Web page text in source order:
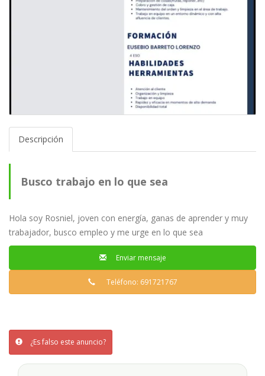
Descripción
Busco trabajo en lo que sea
Hola soy Rosniel, joven con energía, ganas de aprender y muy
trabajador, busco empleo y me urge en lo que sea
Enviar mensaje
Teléfono: 691721767
¿Es falso este anuncio?